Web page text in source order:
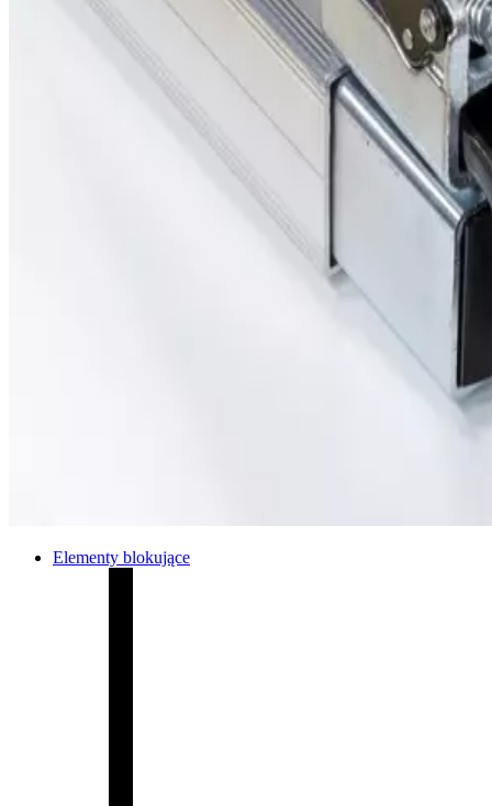
Elementy blokujące